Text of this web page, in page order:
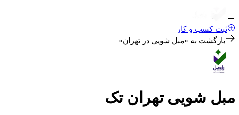
ثبت کسب و کار
بازگشت به «مبل شویی در تهران»
مبل شویی تهران تک